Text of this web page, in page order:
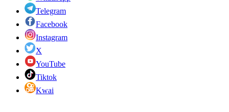
Telegram
Facebook
Instagram
X
YouTube
Tiktok
Kwai